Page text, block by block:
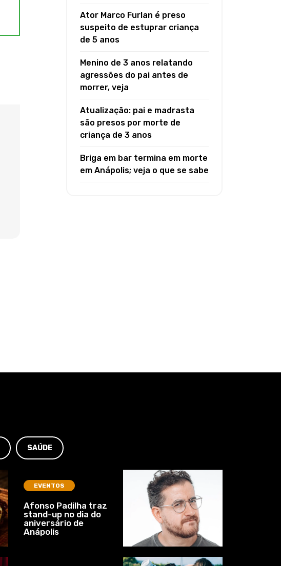
Ator Marco Furlan é preso
suspeito de estuprar criança
de 5 anos
Menino de 3 anos relatando
agressões do pai antes de
morrer, veja
Atualização: pai e madrasta
são presos por morte de
criança de 3 anos
Briga em bar termina em morte
em Anápolis; veja o que se sabe
SAÚDE
EVENTOS
Afonso Padilha traz
stand-up no dia do
aniversário de
Anápolis